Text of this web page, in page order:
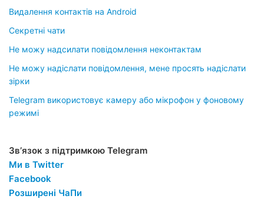
Видалення контактів на Android
Секретні чати
Не можу надсилати повідомлення неконтактам
Не можу надіслати повідомлення, мене просять надіслати
зірки
Telegram використовує камеру або мікрофон у фоновому
режимі
Звʼязок з підтримкою Telegram
Ми в Twitter
Facebook
Розширені ЧаПи